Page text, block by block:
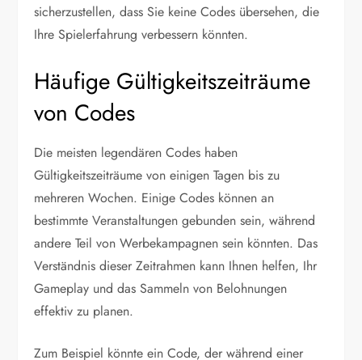
sicherzustellen, dass Sie keine Codes übersehen, die
Ihre Spielerfahrung verbessern könnten.
Häufige Gültigkeitszeiträume
von Codes
Die meisten legendären Codes haben
Gültigkeitszeiträume von einigen Tagen bis zu
mehreren Wochen. Einige Codes können an
bestimmte Veranstaltungen gebunden sein, während
andere Teil von Werbekampagnen sein könnten. Das
Verständnis dieser Zeitrahmen kann Ihnen helfen, Ihr
Gameplay und das Sammeln von Belohnungen
effektiv zu planen.
Zum Beispiel könnte ein Code, der während einer